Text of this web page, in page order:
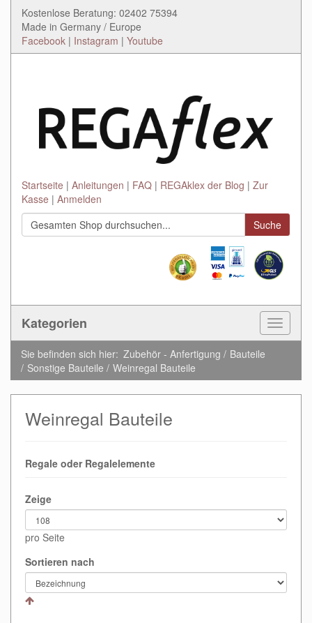
Kostenlose Beratung: 02402 75394
Made in Germany / Europe
Facebook | Instagram | Youtube
Startseite Anleitungen FAQ REGAklex der Blog
Zur
Kasse
Anmelden
Suche
Kategorien
Toggle
Sie befinden sich hier: Zubehör - Anfertigung
Bauteile
Sonstige Bauteile
Weinregal Bauteile
Weinregal Bauteile
Regale oder Regalelemente
Zeige
pro Seite
Sortieren nach